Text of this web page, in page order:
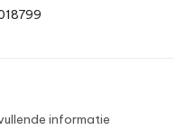
informatie